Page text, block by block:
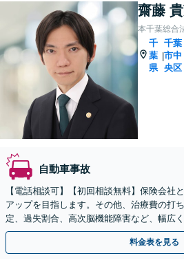
齋藤
本千葉総合
千
葉
県
|
千葉
市中
央区
自動車事故
【電話相談可】【初回相談無料】保険会社
アップを目指します。その他、治療費の打
定、過失割合、高次脳機能障害など、幅広
約も利用可【夜間・休日面談可】【本千葉
料金表を見る